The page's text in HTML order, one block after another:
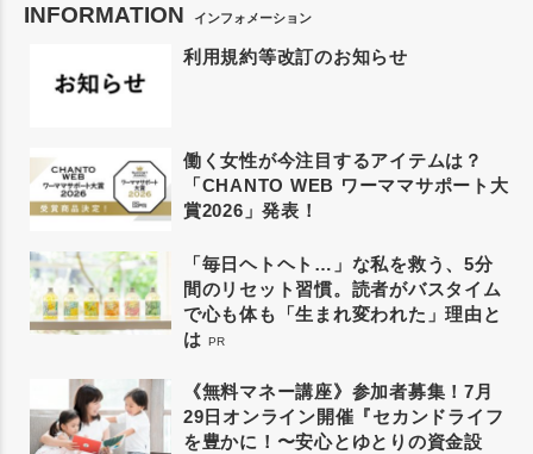
INFORMATION インフォメーション
利用規約等改訂のお知らせ
働く女性が今注目するアイテムは？
「CHANTO WEB ワーママサポート大
賞2026」発表！
「毎日ヘトヘト…」な私を救う、5分
間のリセット習慣。読者がバスタイム
で心も体も「生まれ変われた」理由と
は PR
《無料マネー講座》参加者募集！7月
29日オンライン開催『セカンドライフ
を豊かに！〜安心とゆとりの資金設